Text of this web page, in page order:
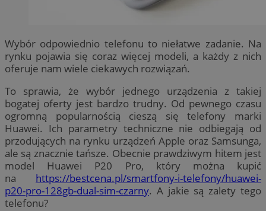
Wybór odpowiednio telefonu to niełatwe zadanie. Na
rynku pojawia się coraz więcej modeli, a każdy z nich
oferuje nam wiele ciekawych rozwiązań.
To sprawia, że wybór jednego urządzenia z takiej
bogatej oferty jest bardzo trudny. Od pewnego czasu
ogromną popularnością cieszą się telefony marki
Huawei. Ich parametry techniczne nie odbiegają od
przodujących na rynku urządzeń Apple oraz Samsunga,
ale są znacznie tańsze. Obecnie prawdziwym hitem jest
model Huawei P20 Pro, który można kupić
na https://bestcena.pl/smartfony-i-telefony/huawei-
p20-pro-128gb-dual-sim-czarny. A jakie są zalety tego
telefonu?